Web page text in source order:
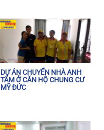
DỰ ÁN CHUYỂN NHÀ ANH
TÂM Ở CĂN HỘ CHUNG CƯ
MỸ ĐỨC